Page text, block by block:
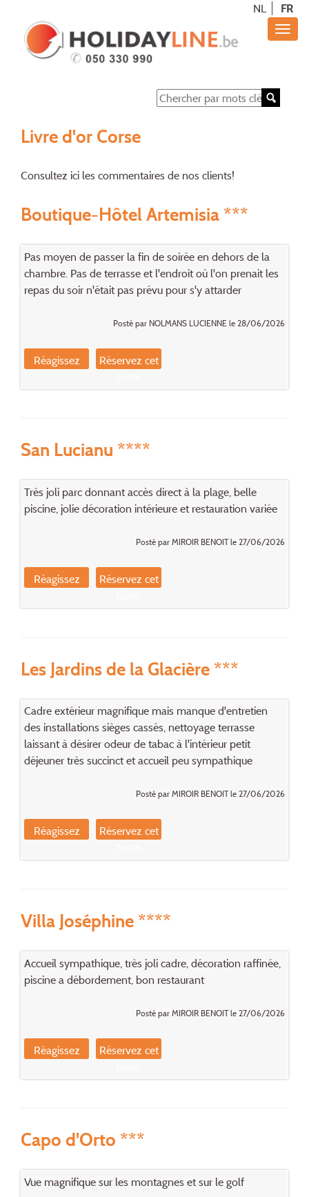
NL FR
Livre d'or Corse
Consultez ici les commentaires de nos clients!
Boutique-Hôtel Artemisia ***
Pas moyen de passer la fin de soirée en dehors de la
chambre. Pas de terrasse et l'endroit où l'on prenait les
repas du soir n'était pas prévu pour s'y attarder
Posté par NOLMANS LUCIENNE le 28/06/2026
Réagissez
Réservez cet
San Lucianu ****
Très joli parc donnant accès direct à la plage, belle
piscine, jolie décoration intérieure et restauration variée
Posté par MIROIR BENOIT le 27/06/2026
Réagissez
Réservez cet
Les Jardins de la Glacière ***
Cadre extérieur magnifique mais manque d'entretien
des installations sièges cassés, nettoyage terrasse
laissant à désirer odeur de tabac à l'intérieur petit
déjeuner très succinct et accueil peu sympathique
Posté par MIROIR BENOIT le 27/06/2026
Réagissez
Réservez cet
Villa Joséphine ****
Accueil sympathique, très joli cadre, décoration raffinée,
piscine a débordement, bon restaurant
Posté par MIROIR BENOIT le 27/06/2026
Réagissez
Réservez cet
Capo d'Orto ***
Vue magnifique sur les montagnes et sur le golf